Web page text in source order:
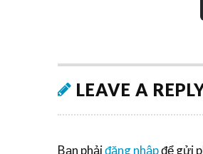
LEAVE A
Bạn phảiđăng nhậpđể gửi